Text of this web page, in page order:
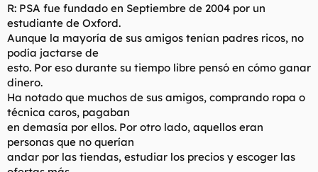
R: PSA fue fundado en Septiembre de 2004 por un
estudiante de Oxford.
Aunque la mayoría de sus amigos tenían padres ricos, no
podía jactarse de
esto. Por eso durante su tiempo libre pensó en cómo ganar
dinero.
Ha notado que muchos de sus amigos, comprando ropa o
técnica caros, pagaban
en demasía por ellos. Por otro lado, aquellos eran
personas que no querían
andar por las tiendas, estudiar los precios y escoger las